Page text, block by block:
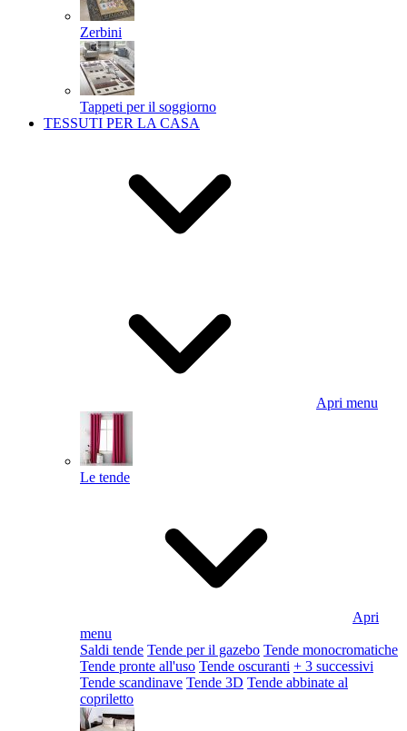
Zerbini
Tappeti per il soggiorno
TESSUTI PER LA CASA
Apri menu
Le tende
Apri
menu
Saldi tende Tende per il gazebo Tende monocromatiche
Tende pronte all'uso Tende oscuranti + 3 successivi
Tende scandinave Tende 3D Tende abbinate al
copriletto